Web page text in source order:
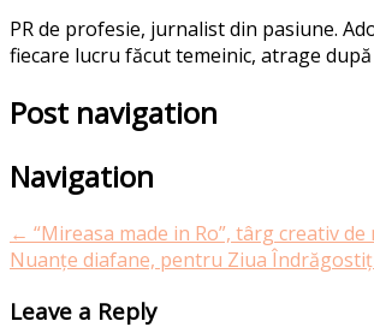
PR de profesie, jurnalist din pasiune.
fiecare lucru făcut temeinic, atrage
Post navigation
Navigation
← “Mireasa made in Ro”, târg creativ
Nuanțe diafane, pentru Ziua
Leave a Reply